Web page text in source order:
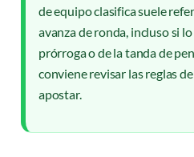
de equipo clasifica suele
avanza de ronda, incluso si
prórroga o de la tanda de
conviene revisar las reglas
apostar.